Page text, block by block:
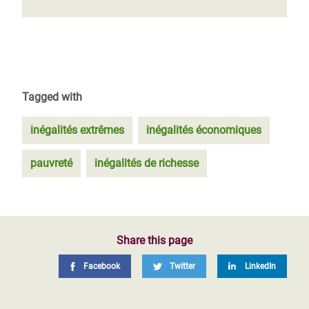
Tagged with
inégalités extrêmes inégalités économiques
pauvreté inégalités de richesse
Share this page
Facebook Twitter LinkedIn